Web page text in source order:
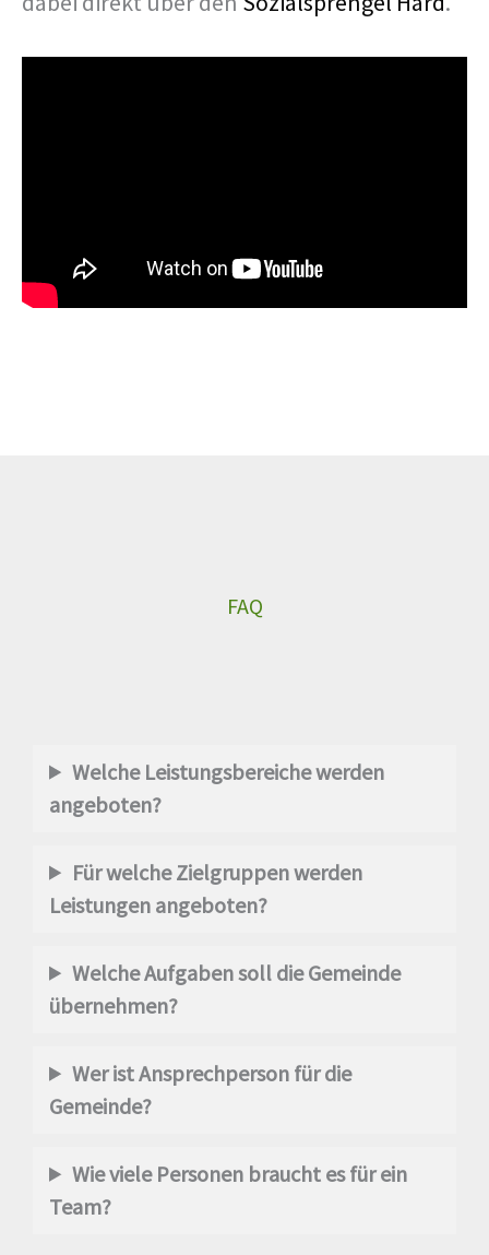
FAQ
Welche Leistungsbereiche werden
angeboten?
Für welche Zielgruppen werden
Leistungen angeboten?
Welche Aufgaben soll die Gemeinde
übernehmen?
Wer ist Ansprechperson für die
Gemeinde?
Wie viele Personen braucht es für ein
Team?